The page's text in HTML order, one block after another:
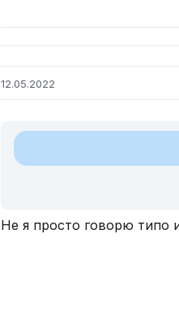
12.05.2022
Не я просто говорю типо